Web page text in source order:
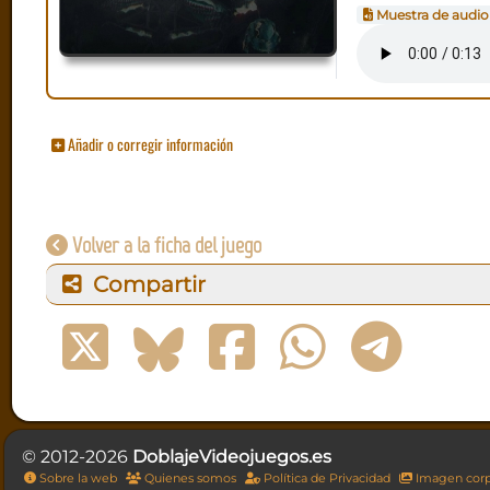
Muestra de audio
Añadir o corregir información
Volver a la ficha del juego
Compartir
© 2012-2026 DoblajeVideojuegos.es
Sobre la web Quienes somos Política de Privacidad Imagen